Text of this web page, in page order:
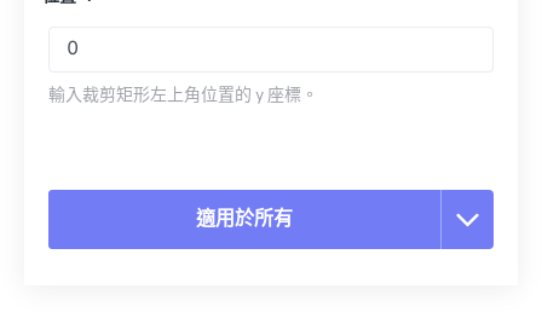
輸入裁剪矩形左上角位置的 y 座標。
適用於所有